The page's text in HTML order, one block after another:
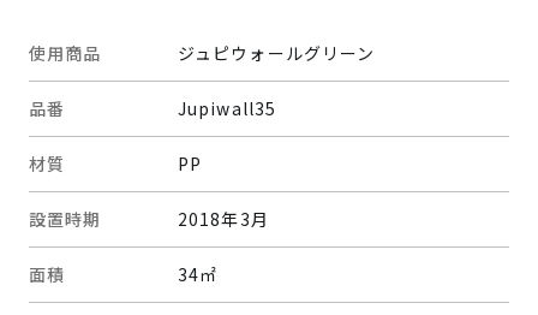
使用商品 ジュピウォールグリーン
品番 Jupiwall35
材質 PP
設置時期 2018年3月
面積 34㎡